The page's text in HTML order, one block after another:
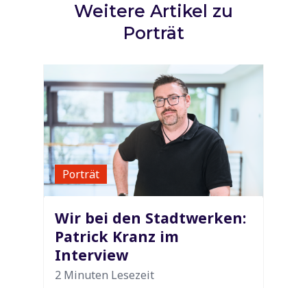
Weitere Artikel zu
Porträt
Porträt
Wir bei den Stadtwerken:
Patrick Kranz im
Interview
2 Minuten Lesezeit